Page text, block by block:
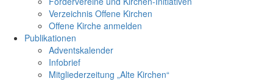
Verzeichnis Offene Kirchen
Offene Kirche anmelden
Publikationen
Adventskalender
Infobrief
Mitgliederzeitung „Alte Kirchen“